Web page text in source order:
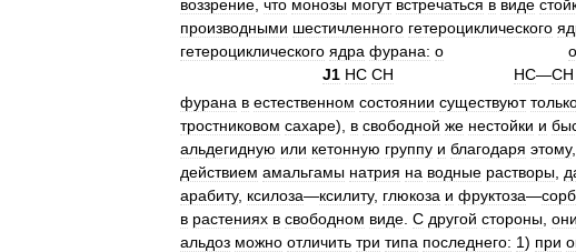
воззрение что монозы могут встречаться в виде
производными шестичленного гетероциклического
гетероциклического ядра фурана: о о
J1 НС СН НС—СН
фурана в естественном состоянии существуют
тростниковом сахаре), в свободной же нестойки и
альдегидную или кетонную группу и благодаря этому,
действием амальгамы натрия на водные растворы
арабиту, ксилоза—ксилиту, глюкоза и фруктоза—
в растениях в свободном виде С другой стороны они
альдоз можно отличить три типа последнего: 1) при